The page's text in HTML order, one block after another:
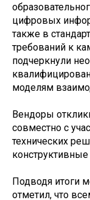
цифровых
также в
требований к
подчеркнули
моделям
Вендоры
совместно с
технических
Подводя итоги
отметил, что